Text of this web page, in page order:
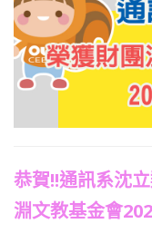
恭賀!!通訊系沈
淵文教基金會